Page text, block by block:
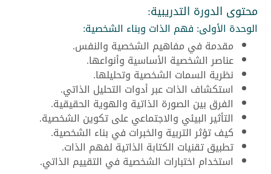
محتوى الدورة التدريبية:
الوحدة الأولى: فهم الذات وبناء الشخصية:
مقدمة في مفاهيم الشخصية والنفس.
عناصر الشخصية الأساسية وأنواعها.
نظرية السمات الشخصية وتحليلها.
استكشاف الذات عبر أدوات التحليل الذاتي.
الفرق بين الصورة الذاتية والهوية الحقيقية.
التأثير البيئي والاجتماعي على تكوين الشخصية.
كيف تؤثر التربية والخبرات في بناء الشخصية.
تطبيق تقنيات الكتابة الذاتية لفهم الذات.
استخدام اختبارات الشخصية في التقييم الذاتي.